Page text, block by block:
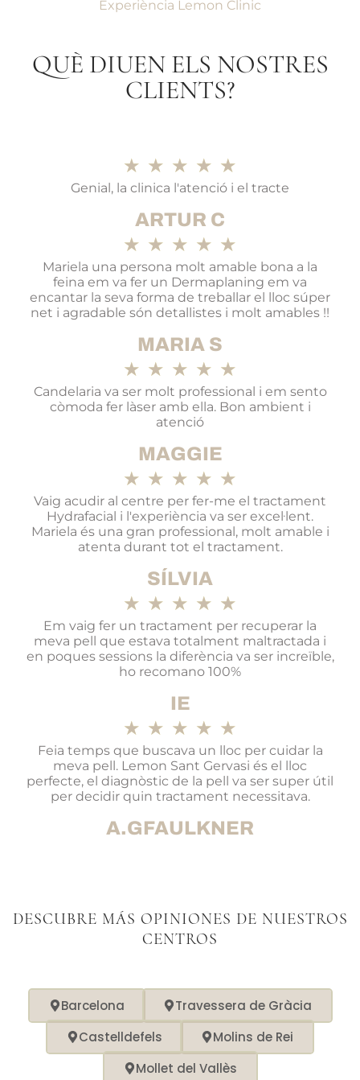
Experiència Lemon Clinic
QUÈ DIUEN ELS NOSTRES
CLIENTS?
★ ★ ★ ★ ★
Genial, la clinica l'atenció i el tracte
ARTUR C
★ ★ ★ ★ ★
Mariela una persona molt amable bona a la
feina em va fer un Dermaplaning em va
encantar la seva forma de treballar el lloc súper
net i agradable són detallistes i molt amables !!
MARIA S
★ ★ ★ ★ ★
Candelaria va ser molt professional i em sento
còmoda fer làser amb ella. Bon ambient i
atenció
MAGGIE
★ ★ ★ ★ ★
Vaig acudir al centre per fer-me el tractament
Hydrafacial i l'experiència va ser excel·lent.
Mariela és una gran professional, molt amable i
atenta durant tot el tractament.
SÍLVIA
★ ★ ★ ★ ★
Em vaig fer un tractament per recuperar la
meva pell que estava totalment maltractada i
en poques sessions la diferència va ser increïble,
ho recomano 100%
IE
★ ★ ★ ★ ★
Feia temps que buscava un lloc per cuidar la
meva pell. Lemon Sant Gervasi és el lloc
perfecte, el diagnòstic de la pell va ser super útil
per decidir quin tractament necessitava.
A.GFAULKNER
DESCUBRE MÁS OPINIONES DE NUESTROS
CENTROS
Barcelona
Travessera de Gràcia
Castelldefels
Molins de Rei
Mollet del Vallès